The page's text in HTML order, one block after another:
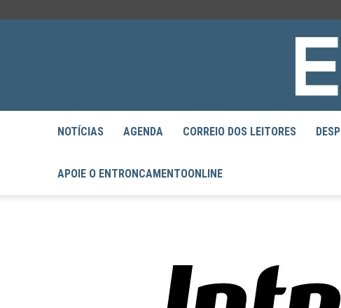
NOTÍCIAS AGENDA CORREIO DOS LEITORES
APOIE O ENTRONCAMENTOONLINE